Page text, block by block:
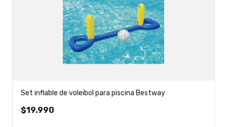
Set inflable de voleibol para piscina Bestway
$19.990